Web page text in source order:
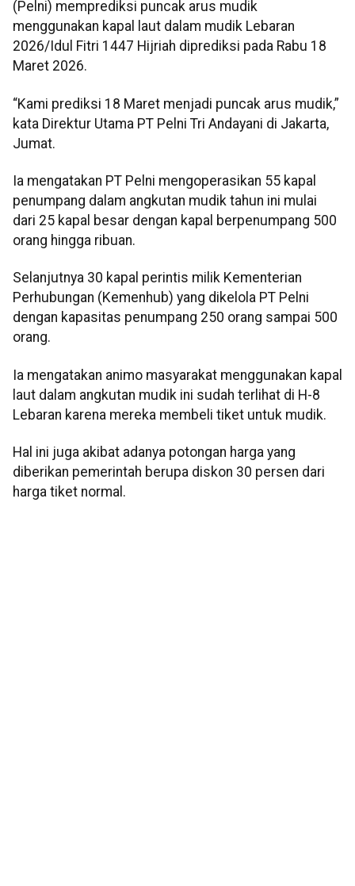
(Pelni) memprediksi puncak arus mudik
menggunakan kapal laut dalam mudik Lebaran
2026/Idul Fitri 1447 Hijriah diprediksi pada Rabu 18
Maret 2026.
“Kami prediksi 18 Maret menjadi puncak arus mudik,”
kata Direktur Utama PT Pelni Tri Andayani di Jakarta,
Jumat.
Ia mengatakan PT Pelni mengoperasikan 55 kapal
penumpang dalam angkutan mudik tahun ini mulai
dari 25 kapal besar dengan kapal berpenumpang 500
orang hingga ribuan.
Selanjutnya 30 kapal perintis milik Kementerian
Perhubungan (Kemenhub) yang dikelola PT Pelni
dengan kapasitas penumpang 250 orang sampai 500
orang.
Ia mengatakan animo masyarakat menggunakan kapal
laut dalam angkutan mudik ini sudah terlihat di H-8
Lebaran karena mereka membeli tiket untuk mudik.
Hal ini juga akibat adanya potongan harga yang
diberikan pemerintah berupa diskon 30 persen dari
harga tiket normal.